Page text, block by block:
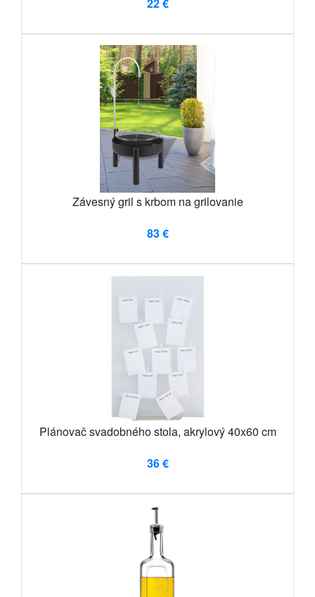
Závesný gril s krbom na grilovanie
83 €
Plánovač svadobného stola, akrylový 40x60 cm
36 €